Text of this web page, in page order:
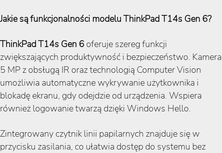
Jakie są funkcjonalności modelu ThinkPad T14s Gen 6?
ThinkPad T14s Gen 6 oferuje szereg funkcji
zwiększających produktywność i bezpieczeństwo. Kamera
5 MP z obsługą IR oraz technologią Computer Vision
umożliwia automatyczne wykrywanie użytkownika i
blokadę ekranu, gdy odejdzie od urządzenia. Wspiera
również logowanie twarzą dzięki Windows Hello.
Zintegrowany czytnik linii papilarnych znajduje się w
przycisku zasilania, co ułatwia dostęp do systemu bez